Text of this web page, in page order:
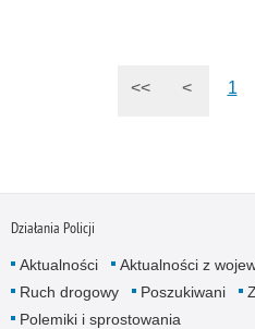
<< < 1
Działania Policji
Aktualności Aktualności z
Ruch drogowy
Poszukiwani
Polemiki i sprostowania